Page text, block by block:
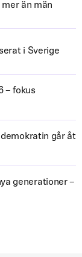
än män
i Sverige
– fokus
går åt
generationer –